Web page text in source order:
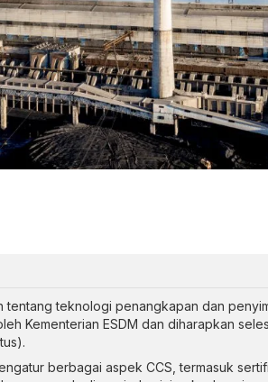
tentang teknologi penangkapan dan
Kementerian ESDM dan diharapkan
berbagai aspek CCS, termasuk